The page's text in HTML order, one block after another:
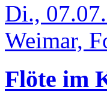
Di.,
Weimar,
Flöte im